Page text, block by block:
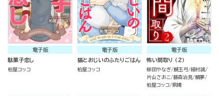
電子版
駄菓子恋し
柏屋コッコ
電子版
猫とおじいのふたりごはん
柏屋コッコ
電子版
怖い間取り （2）
柳田やなぎ 鯖玉弓 細村誠
片山さおこ 藤森治見 鯛夢
柏屋コッコ 紫陽